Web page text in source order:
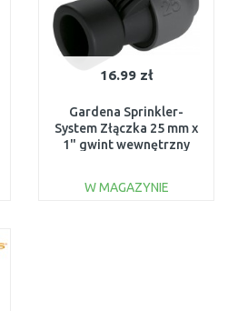
16.99 zł
Gardena Sprinkler-
System Złączka 25 mm x
1" gwint wewnętrzny
W MAGAZYNIE